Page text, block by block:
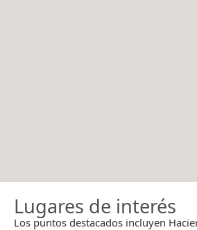
Lugares de interés
Los puntos destacados incluyen